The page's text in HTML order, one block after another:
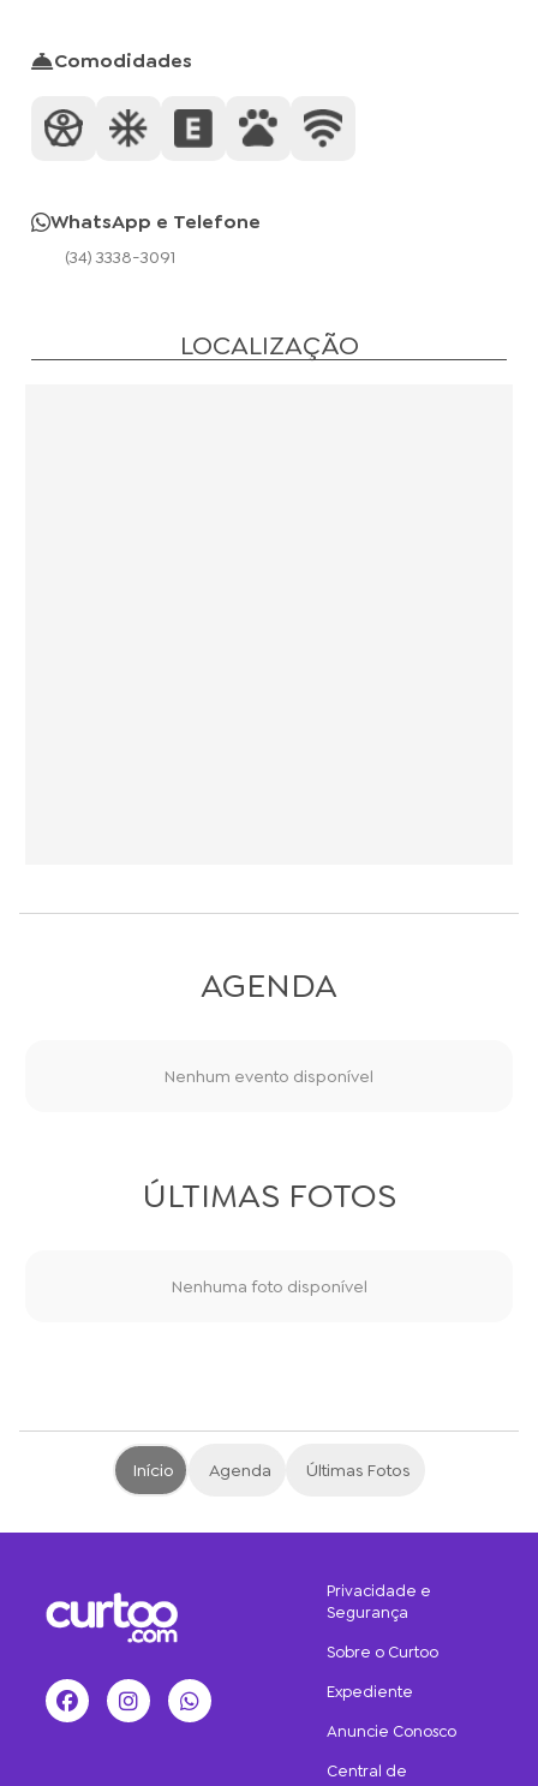
Comodidades
WhatsApp e Telefone
(34) 3338-3091
LOCALIZAÇÃO
AGENDA
Nenhum evento disponível
ÚLTIMAS FOTOS
Nenhuma foto disponível
Início Agenda Últimas Fotos
FacebookInstagramWhatsApp
Privacidade e
Segurança
Sobre o Curtoo
Expediente
Anuncie Conosco
Central de